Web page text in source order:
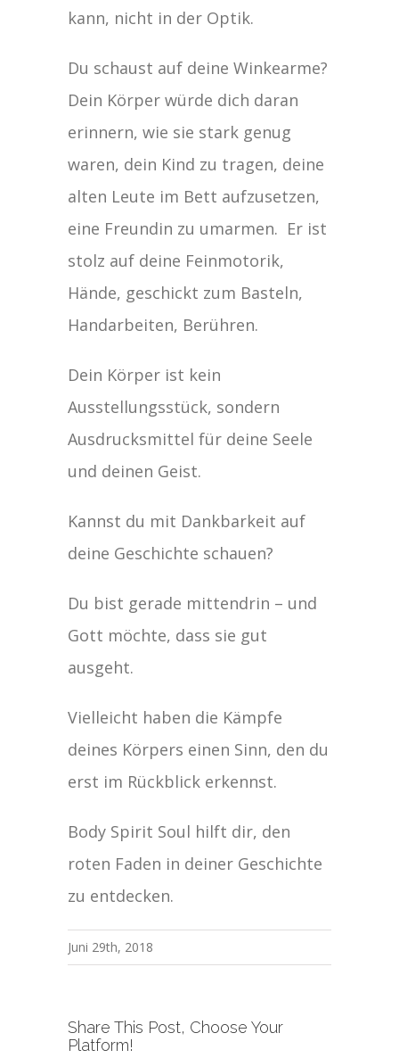
kann, nicht in der Optik.
Du schaust auf deine Winkearme?
Dein Körper würde dich daran
erinnern, wie sie stark genug
waren, dein Kind zu tragen, deine
alten Leute im Bett aufzusetzen,
eine Freundin zu umarmen. Er ist
stolz auf deine Feinmotorik,
Hände, geschickt zum Basteln,
Handarbeiten, Berühren.
Dein Körper ist kein
Ausstellungsstück, sondern
Ausdrucksmittel für deine Seele
und deinen Geist.
Kannst du mit Dankbarkeit auf
deine Geschichte schauen?
Du bist gerade mittendrin – und
Gott möchte, dass sie gut
ausgeht.
Vielleicht haben die Kämpfe
deines Körpers einen Sinn, den du
erst im Rückblick erkennst.
Body Spirit Soul hilft dir, den
roten Faden in deiner Geschichte
zu entdecken.
Juni 29th, 2018
Share This Post, Choose Your
Platform!